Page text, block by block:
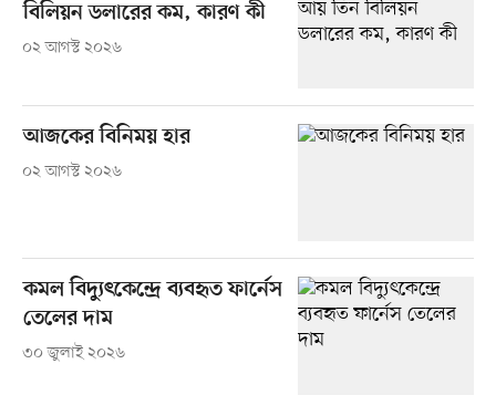
বিলিয়ন ডলারের কম, কারণ কী
০২ আগস্ট ২০২৬
আজকের বিনিময় হার
০২ আগস্ট ২০২৬
কমল বিদ্যুৎকেন্দ্রে ব্যবহৃত ফার্নেস
তেলের দাম
৩০ জুলাই ২০২৬